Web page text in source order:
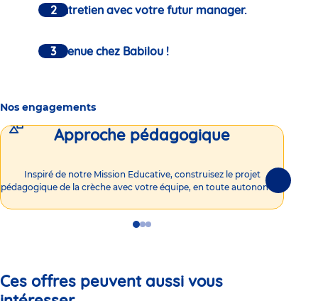
Un entretien avec votre futur manager.
Bienvenue chez Babilou !
Nos engagements
Approche pédagogique
Inspiré de notre Mission Educative, construisez le projet
pédagogique de la crèche avec votre équipe, en toute autonomie !
GoGoGo
Ces offres peuvent aussi vous